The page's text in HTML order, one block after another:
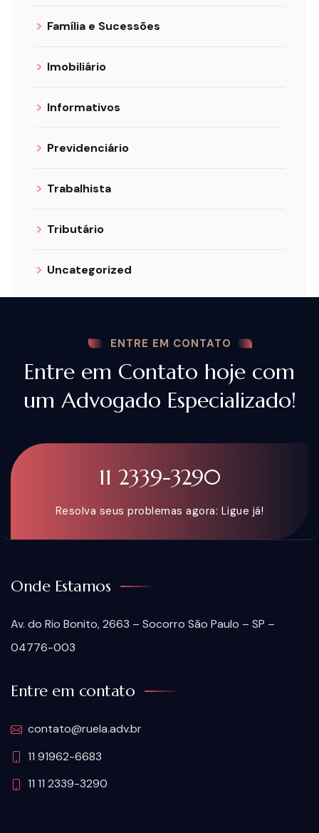
Família e Sucessões
Imobiliário
Informativos
Previdenciário
Trabalhista
Tributário
Uncategorized
ENTRE EM CONTATO
Entre em Contato hoje com
um Advogado Especializado!
11 2339-3290
Resolva seus problemas agora: Ligue já!
Onde Estamos
Av. do Rio Bonito, 2663 – Socorro São Paulo – SP –
04776-003
Entre em contato
contato@ruela.adv.br
11 91962-6683
11 11 2339-3290